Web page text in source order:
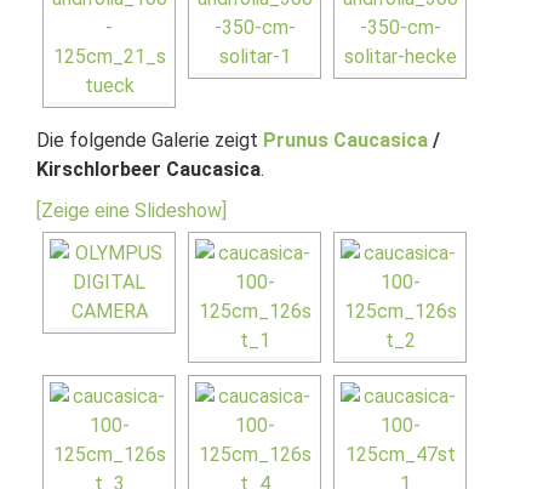
Die folgende Galerie zeigt Prunus Caucasica /
Kirschlorbeer Caucasica.
[Zeige eine Slideshow]